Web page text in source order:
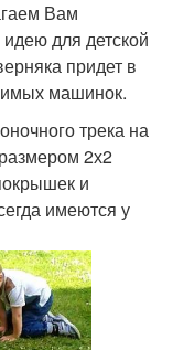
Вам
для детской
придет в
машинок.
трека на
2х2
и
имеются у